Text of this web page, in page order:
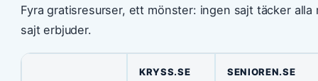
Fyra gratisresurser, ett mönster: ingen sajt täcker alla
sajt erbjuder.
KRYSS.SE SENIOREN.SE